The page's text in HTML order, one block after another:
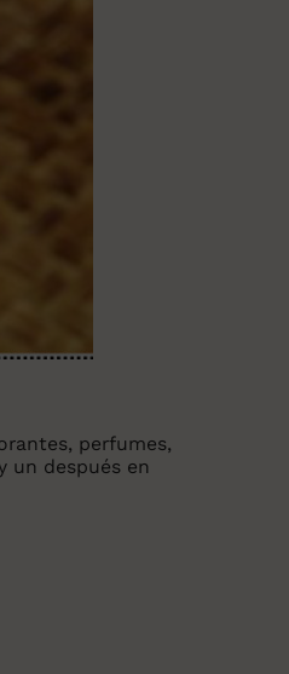
perfumes,
un después en